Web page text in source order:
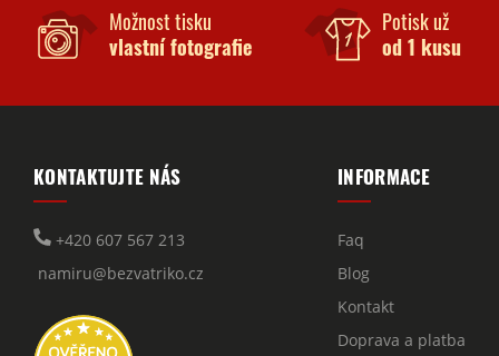
Možnost tisku
vlastní fotografie
Potisk už
od 1 kusu
KONTAKTUJTE NÁS
+420 607 567 213
namiru@bezvatriko.cz
INFORMACE
Faq
Blog
Kontakt
Doprava a platba